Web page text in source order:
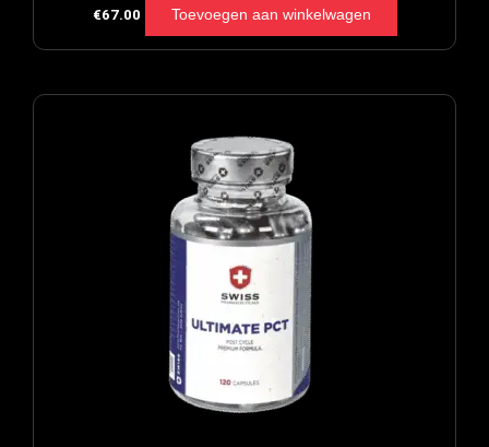
€67.00 Toevoegen aan winkelwagen